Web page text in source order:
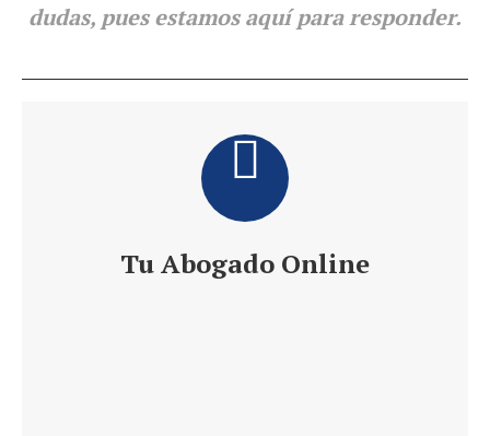
dudas, pues estamos aquí para responder.
Tu Abogado Online